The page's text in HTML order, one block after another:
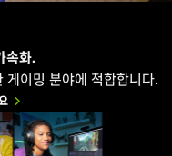
속화.
게이밍 분야에 적합합니다.